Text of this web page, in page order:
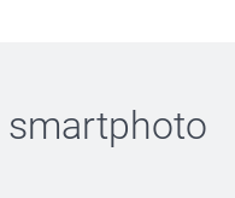
smartphoto